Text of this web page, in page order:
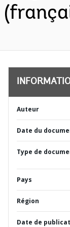
Auteur
Date du
Type de
Pays
Région
Date de